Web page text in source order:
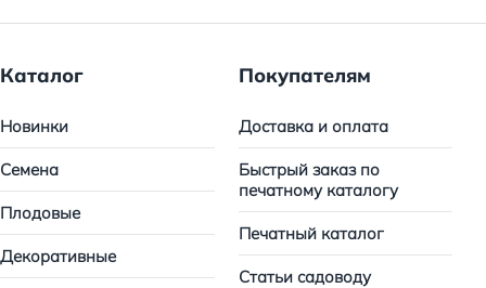
Каталог
Новинки
Семена
Плодовые
Декоративные
Покупателям
Доставка и оплата
Быстрый заказ по
печатному каталогу
Печатный каталог
Статьи садоводу